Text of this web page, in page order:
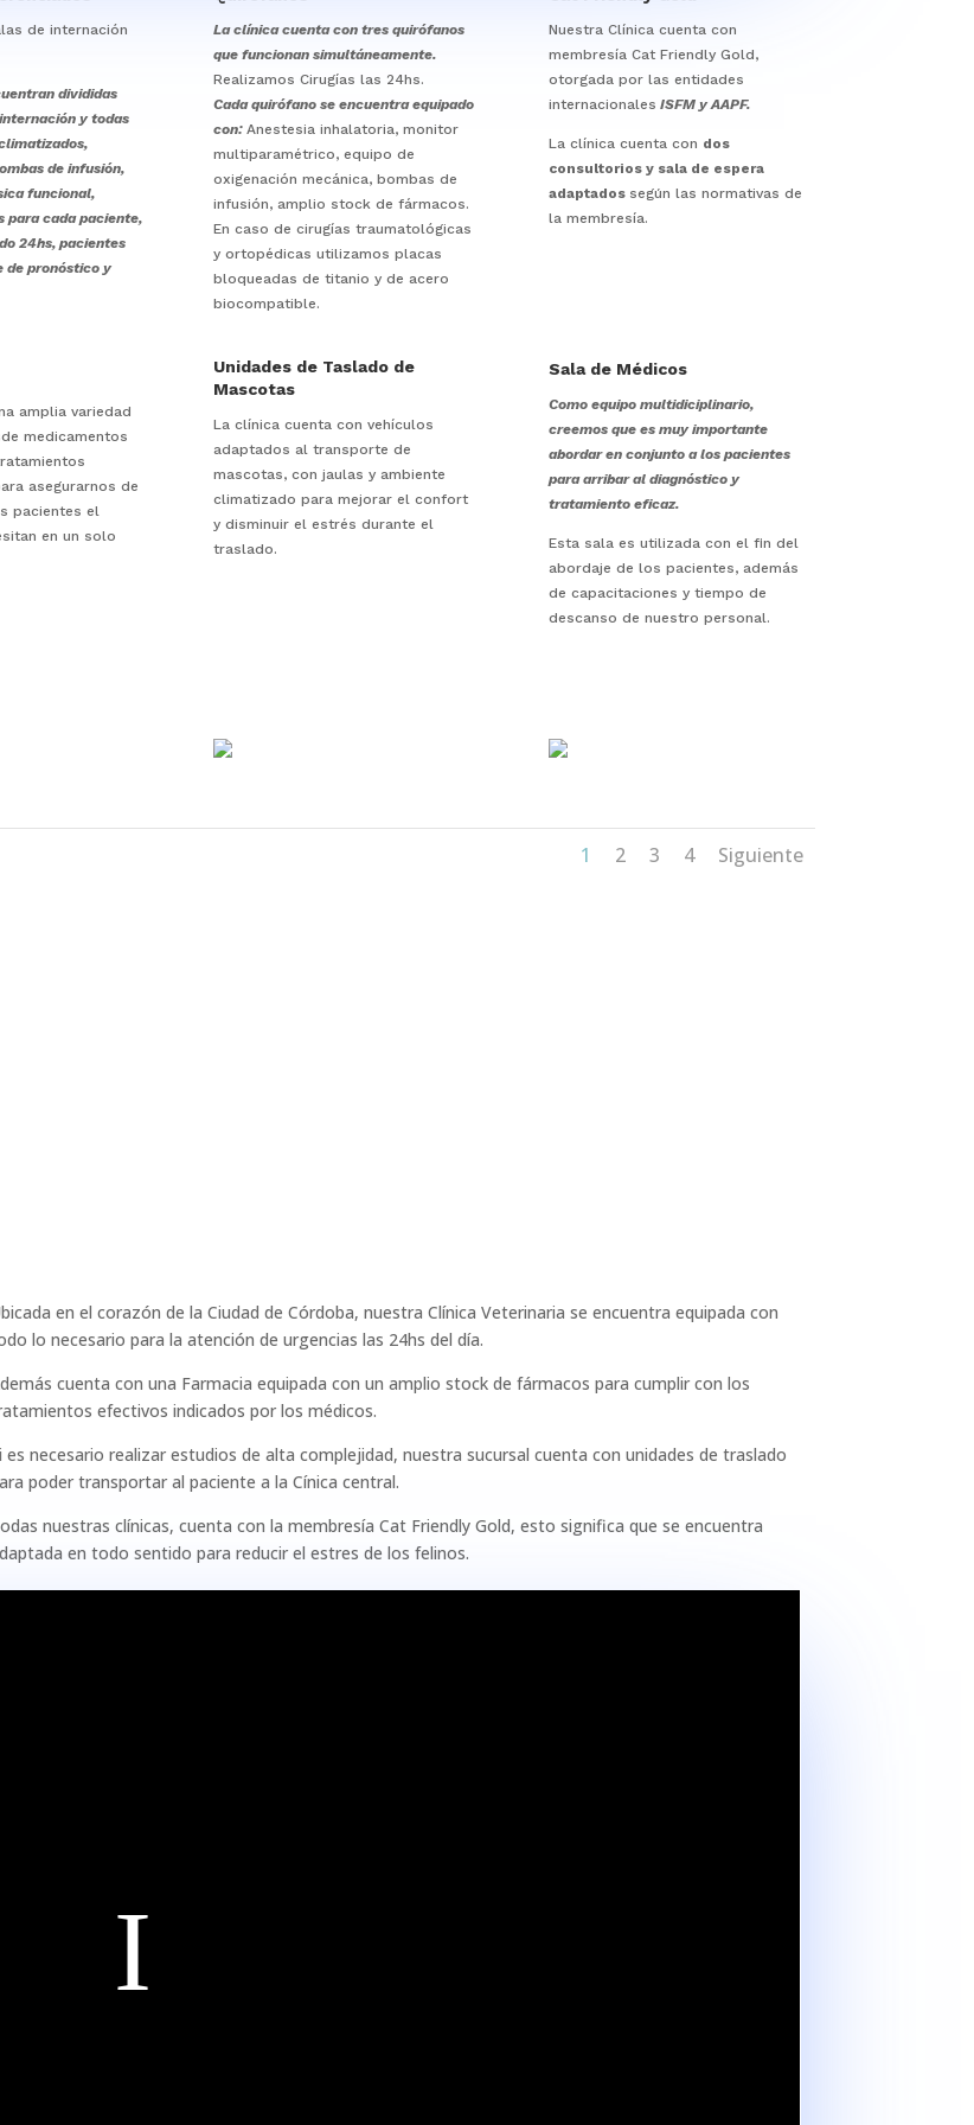
de internación
divididas
y todas
de infusión,
funcional,
para cada paciente,
24hs, pacientes
de pronóstico y
amplia variedad
medicamentos
asegurarnos de
pacientes el
en un solo
La clínica cuenta con tres quirófanos
que funcionan simultáneamente.
Realizamos Cirugías las 24hs.
Cada quirófano se encuentra equipado
con: Anestesia inhalatoria, monitor
multiparamétrico, equipo de
oxigenación mecánica, bombas de
infusión, amplio stock de fármacos.
En caso de cirugías traumatológicas
y ortopédicas utilizamos placas
bloqueadas de titanio y de acero
biocompatible.
Unidades de Taslado de
Mascotas
La clínica cuenta con vehículos
adaptados al transporte de
mascotas, con jaulas y ambiente
climatizado para mejorar el confort
y disminuir el estrés durante el
traslado.
Nuestra Clínica cuenta con
membresía Cat Friendly Gold,
otorgada por las entidades
internacionales ISFM y AAPF.
La clínica cuenta con dos
consultorios y sala de espera
adaptados según las normativas de
la membresía.
Sala de Médicos
Como equipo multidiciplinario,
creemos que es muy importante
abordar en conjunto a los pacientes
para arribar al diagnóstico y
tratamiento eficaz.
Esta sala es utilizada con el fin del
abordaje de los pacientes, además
de capacitaciones y tiempo de
descanso de nuestro personal.
1 2 3 4 Siguiente
en el corazón de la Ciudad de Córdoba, nuestra Clínica Veterinaria se encuentra equipada con
lo necesario para la atención de urgencias las 24hs del día.
cuenta con una Farmacia equipada con un amplio stock de fármacos para cumplir con los
efectivos indicados por los médicos.
es necesario realizar estudios de alta complejidad, nuestra sucursal cuenta con unidades de traslado
poder transportar al paciente a la Cínica central.
nuestras clínicas, cuenta con la membresía Cat Friendly Gold, esto significa que se encuentra
en todo sentido para reducir el estres de los felinos.